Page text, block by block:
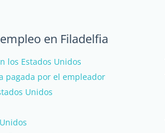
en Filadelfia
los Estados Unidos
pagada por el empleador
Unidos